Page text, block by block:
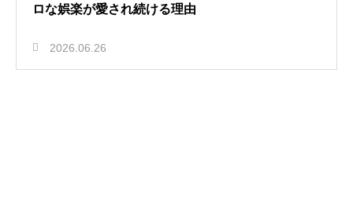
ロな娯楽が愛され続ける理由
2026.06.26